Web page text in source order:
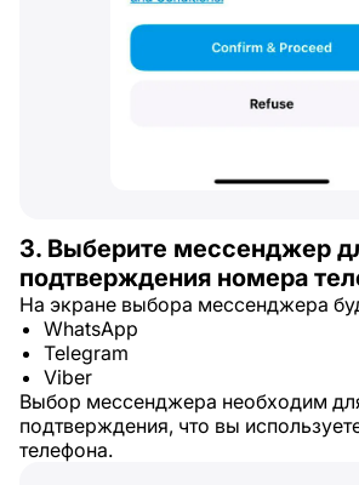
3. Выберите мессенджер
подтверждения номера
На экране выбора мессенджера
WhatsApp
Telegram
Viber
Выбор мессенджера необходим
подтверждения, что вы
телефона.